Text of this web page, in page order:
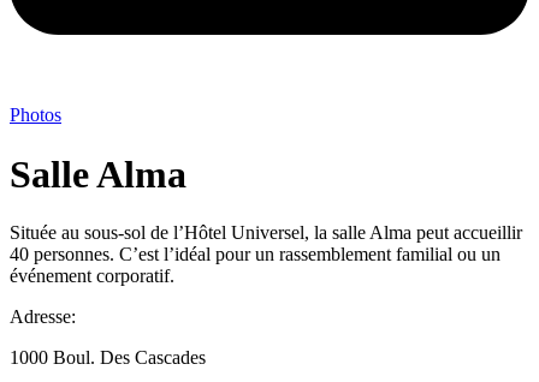
Photos
Salle Alma
Située au sous-sol de l’Hôtel Universel, la salle Alma peut accueillir
40 personnes. C’est l’idéal pour un rassemblement familial ou un
événement corporatif.
Adresse:
1000 Boul. Des Cascades